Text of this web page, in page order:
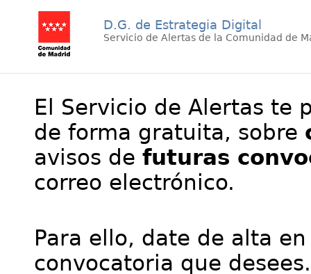
D.G. de Estrategia Digital
Servicio de Alertas de la Comunidad de
El Servicio de Alertas te
de forma gratuita, sobre
avisos de futuras
correo electrónico.
Para ello, date de alta
convocatoria que desees.